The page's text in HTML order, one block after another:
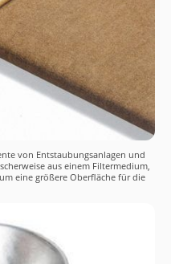
von Entstaubungsanlagen und
aus einem Filtermedium,
eine größere Oberfläche für die